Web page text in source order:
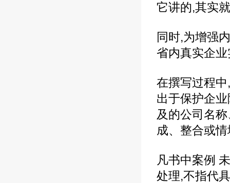
它讲的,其实
同时,为增强
省内真实企
在撰写过程
出于保护企
及的公司名
成、整合或
凡书中案例
处理,不指代